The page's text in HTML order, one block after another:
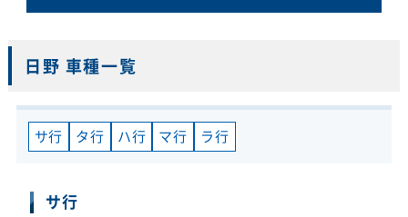
日野 車種一覧
サ行 タ行 ハ行 マ行 ラ行
サ行